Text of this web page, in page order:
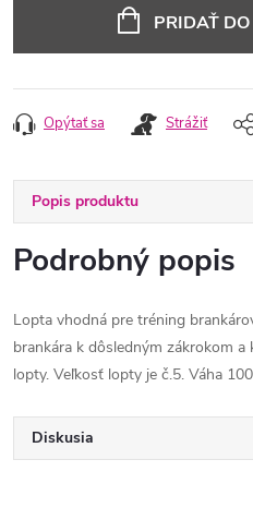
PRIDAŤ
Opýtať sa Strážiť
Popis produktu
Podrobný popis
Lopta vhodná pre tréning
brankára k dôsledným zákrokom
lopty. Veľkosť lopty je č.5. Váha
Diskusia